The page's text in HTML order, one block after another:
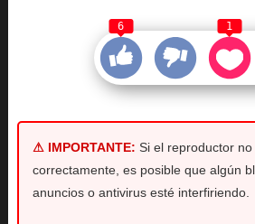
6 1
⚠ IMPORTANTE: Si el reproductor
correctamente, es posible que algún
anuncios o antivirus esté interfiriendo.